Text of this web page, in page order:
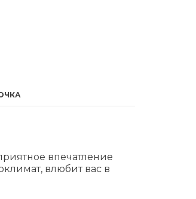
впечатление
влюбит вас в